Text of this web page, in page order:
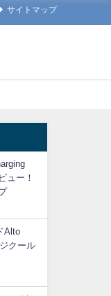
サイトマップ
ュー！
Alto
クール